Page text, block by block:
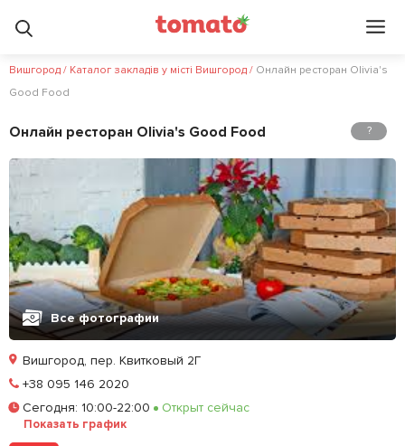
Вишгород / Каталог закладів у місті Вишгород / Онлайн ресторан Olivia's
Good Food
Онлайн ресторан Olivia's Good Food ?
Все фотографии
Залишити відгук
Вишгород, пер. Квитковый 2Г
+38 095 146 2020
Сегодня: 10:00-22:00 Открыт сейчас
Показать график